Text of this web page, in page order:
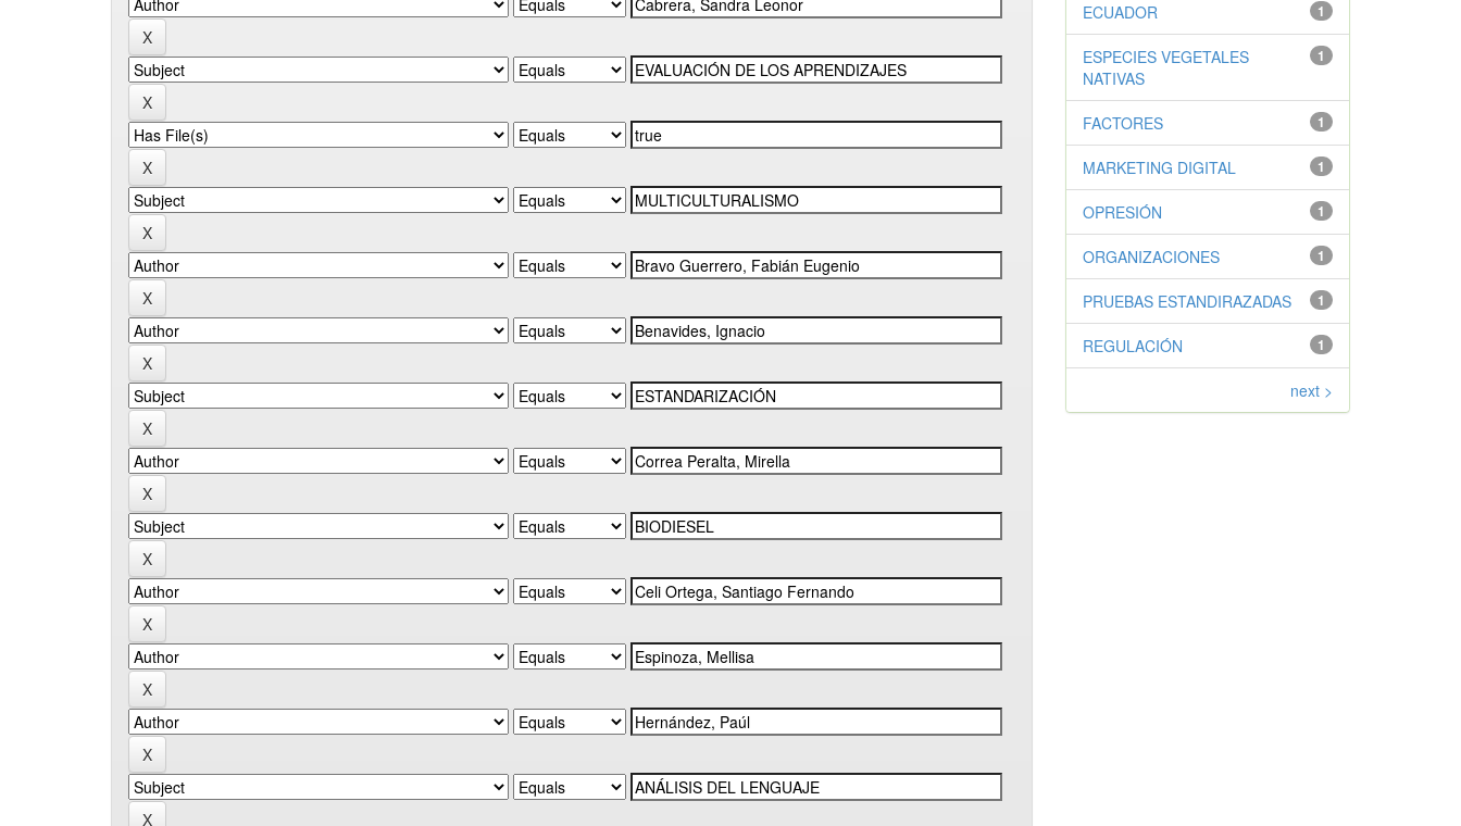
1
ECUADOR
1
ESPECIES VEGETALES
NATIVAS
1
FACTORES
1
MARKETING DIGITAL
1
OPRESIÓN
1
ORGANIZACIONES
1
PRUEBAS ESTANDIRAZADAS
1
REGULACIÓN
next >